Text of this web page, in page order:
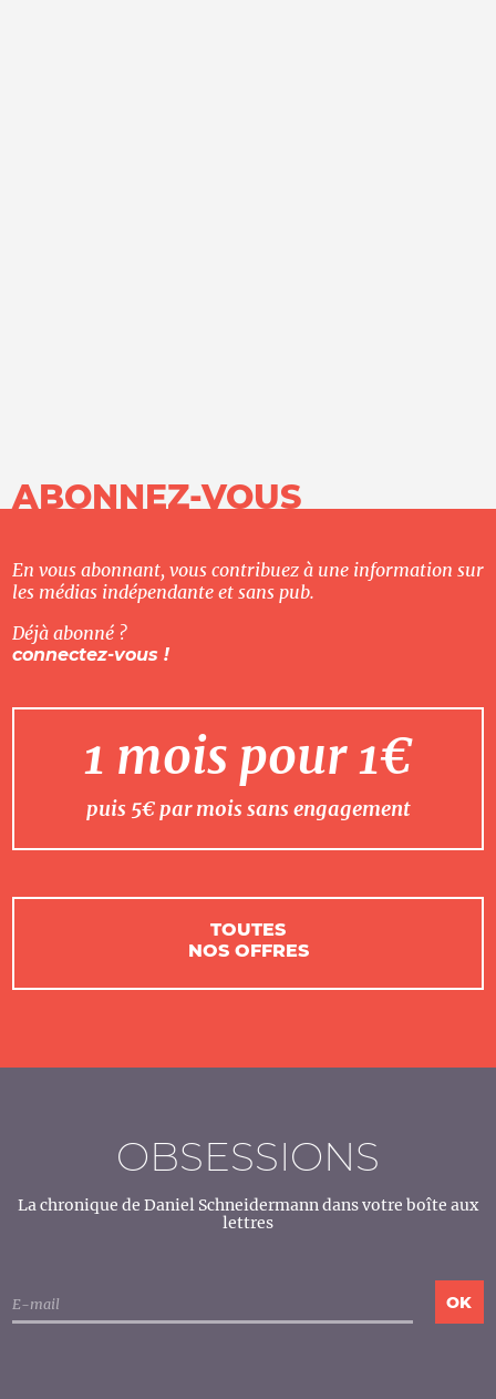
ABONNEZ-VOUS
En vous abonnant, vous contribuez à une information sur
les médias indépendante et sans pub.
Déjà abonné ?
connectez-vous !
1 mois pour 1€
puis 5€ par mois sans engagement
TOUTES
NOS OFFRES
OBSESSIONS
La chronique de Daniel Schneidermann dans votre boîte aux
lettres